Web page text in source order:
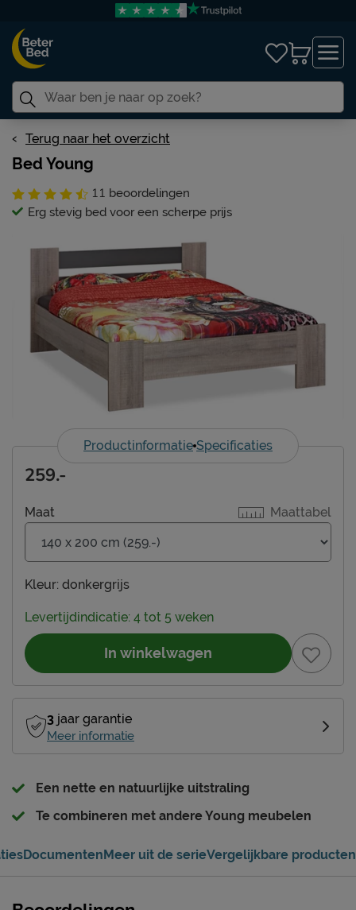
Terug naar het overzicht
Bed Young
11 beoordelingen
Erg stevig bed voor een scherpe prijs
Productinformatie Specificaties
Maattabel
Maat
Kleur: donkergrijs
259.-
Levertijdindicatie: 4 tot 5 weken
In winkelwagen
3 jaar garantie
Meer informatie
Een nette en natuurlijke uitstraling
Te combineren met andere Young meubelen
DocumentenMeer uit de serieVergelijkbare producten